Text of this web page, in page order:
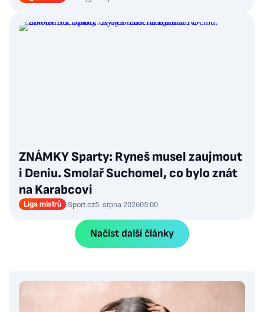
ZNÁMKY Sparty: Ryneš musel zaujmout
i Deniu. Smolař Suchomel, co bylo znát
na Karabcovi
Liga mistrů iSport.cz5. srpna 202605:00
Načíst další články